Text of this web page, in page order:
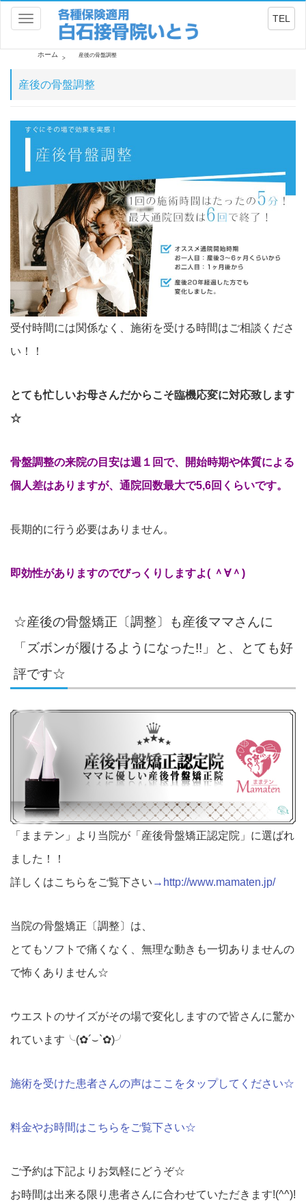
Toggle
navigation
TEL
ホーム 産後の骨盤調整
産後の骨盤調整
受付時間には関係なく、施術を受ける時間はご相談くださ
い！！
とても忙しいお母さんだからこそ臨機応変に対応致します
☆
骨盤調整の来院の目安は週１回で、
開始時期や体質による
個人差はありますが、通院回数最大で5,6回くらいです。
長期的に行う必要はありません。
即効性がありますのでびっくりしますよ( ＾∀＾)
☆産後の骨盤矯正〔調整〕も産後ママさんに
「ズボンが履けるようになった!!」と、とても好
評です☆
「ままテン」より当院が「産後骨盤矯正認定院」に選ばれ
ました！！
詳しくはこちらをご覧下さい →http://www.mamaten.jp/
当院の骨盤矯正〔調整〕は、
とてもソフトで痛くなく、無理な動きも一切ありませんの
で怖くありません☆
ウエストのサイズがその場で変化しますので皆さんに驚か
れています╰(✿´⌣`✿)╯
施術を受けた患者さんの声はここをタップしてください☆
料金やお時間はこちらをご覧下さい☆
ご予約は下記よりお気軽にどうぞ☆
お時間は出来る限り患者さんに合わせていただきます!(^^)!